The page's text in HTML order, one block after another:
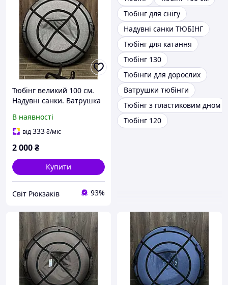
Тюбінг великий 100 см.
Надувні санки. Ватрушка
Тюбінг для катання на
гірці.
В наявності
від333₴/міс
2 000₴
Купити
Світ Рюкзаків 93%
Тюбінг для снігу
Надувні санки ТЮБІНГ
Тюбінг для катання
Тюбінг 130
Тюбінги для дорослих
Ватрушки тюбінги
Тюбінг з пластиковим дном
Тюбінг 120